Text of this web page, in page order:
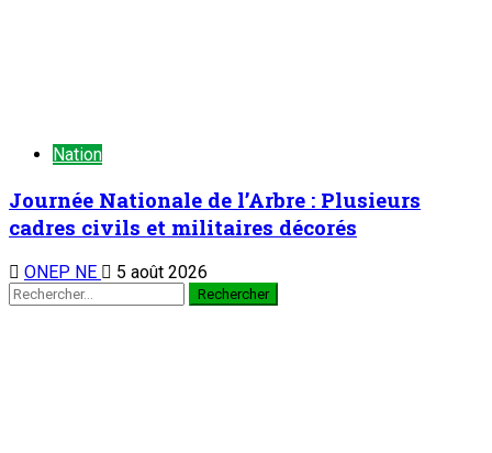
Nation
Journée Nationale de l’Arbre : Plusieurs
cadres civils et militaires décorés
ONEP NE
5 août 2026
Rechercher :